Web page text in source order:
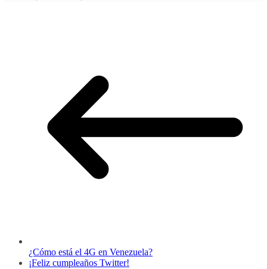
¿Cómo está el 4G en Venezuela?
¡Feliz cumpleaños Twitter!